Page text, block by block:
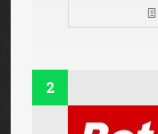
2